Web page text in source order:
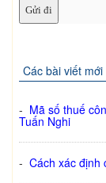
Các bài viết mới
- Mã số thuế
Tuấn Nghi
- Cách xác định